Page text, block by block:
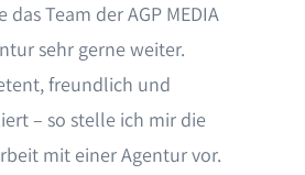
Team der AGP MEDIA
sehr gerne weiter.
freundlich und
– so stelle ich mir die
mit einer Agentur vor.